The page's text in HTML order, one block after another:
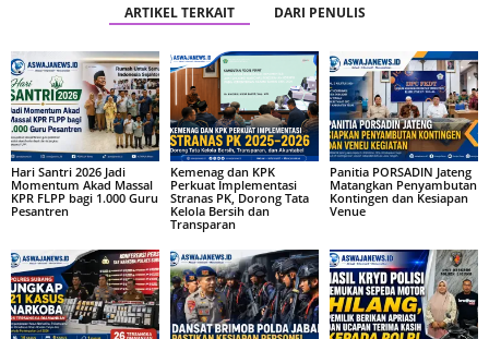
ARTIKEL TERKAIT DARI PENULIS
Hari Santri 2026 Jadi
Momentum Akad Massal
KPR FLPP bagi 1.000 Guru
Pesantren
Kemenag dan KPK
Perkuat Implementasi
Stranas PK, Dorong Tata
Kelola Bersih dan
Transparan
Panitia PORSADIN Jateng
Matangkan Penyambutan
Kontingen dan Kesiapan
Venue